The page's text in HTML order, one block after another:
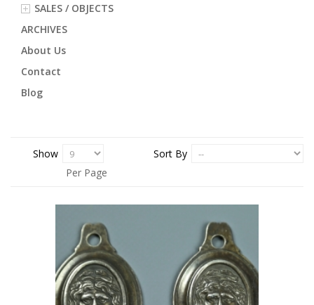
SALES / OBJECTS
ARCHIVES
About Us
Contact
Blog
Sort By
Show
Per Page